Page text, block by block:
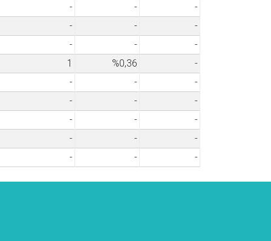
- -
-
- -
-
- -
-
1 %0,36
-
- -
-
- -
-
- -
-
- -
-
- - -